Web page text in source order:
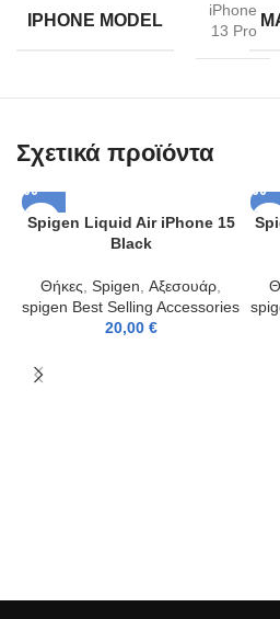
IPHONE MODEL
iPhone
13 Pro
Σχετικά προϊόντα
Spigen Liquid Air iPhone 15
Black
Θήκες, Spigen, Αξεσουάρ,
spigen Best Selling Accessories
20,00 €